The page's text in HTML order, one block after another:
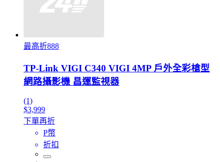
最高折888
TP-Link VIGI C340 VIGI 4MP 戶外全彩槍型
網路攝影機 昌運監視器
(1)
$3,999
下單再折
P幣
折扣